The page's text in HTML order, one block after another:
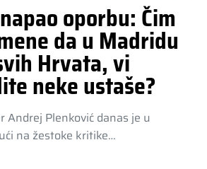
oporbu: Čim
da u Madridu
Hrvata, vi
neke ustaše?
Andrej Plenković danas je u
na žestoke kritike…